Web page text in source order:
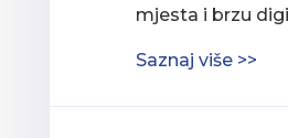
mjesta i brzu
Saznaj više >>